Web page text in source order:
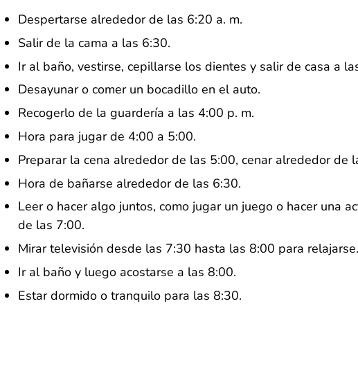
Despertarse alrededor de las 6:20 a. m.
Salir de la cama a las 6:30.
Ir al baño, vestirse, cepillarse los dientes y salir de casa a
Desayunar o comer un bocadillo en el auto.
Recogerlo de la guardería a las 4:00 p. m.
Hora para jugar de 4:00 a 5:00.
Preparar la cena alrededor de las 5:00, cenar alrededor de
Hora de bañarse alrededor de las 6:30.
Leer o hacer algo juntos, como jugar un juego o hacer una
de las 7:00.
Mirar televisión desde las 7:30 hasta las 8:00 para relajarse.
Ir al baño y luego acostarse a las 8:00.
Estar dormido o tranquilo para las 8:30.